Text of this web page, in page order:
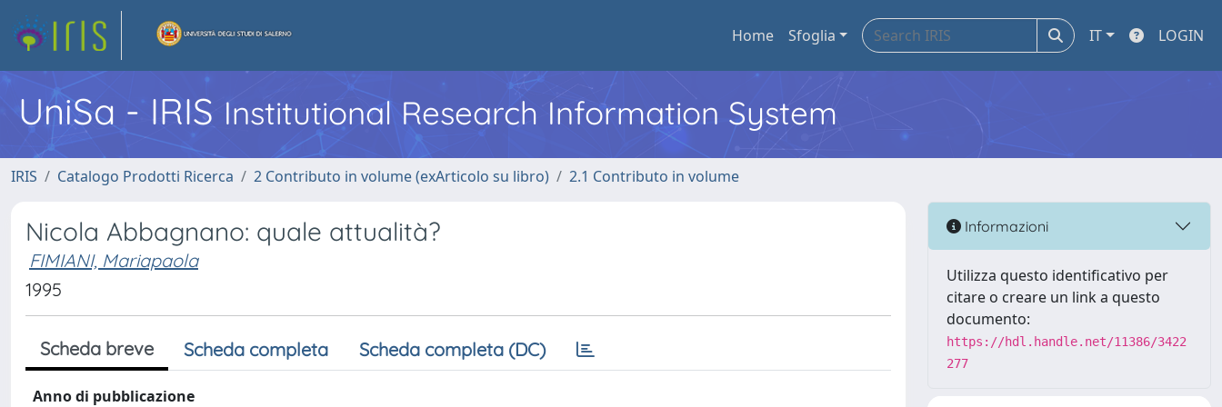
Home Sfoglia IT LOGIN
UniSa - IRIS Institutional Research Information System
IRIS Catalogo Prodotti Ricerca 2 Contributo in volume (exArticolo su libro) 2.1 Contributo in volume
Nicola Abbagnano: quale attualità?
FIMIANI, Mariapaola
1995
Scheda breve Scheda completa Scheda completa (DC)
Anno di pubblicazione
Informazioni
Utilizza questo identificativo per
citare o creare un link a questo
documento:
https://hdl.handle.net/11386/3422
277